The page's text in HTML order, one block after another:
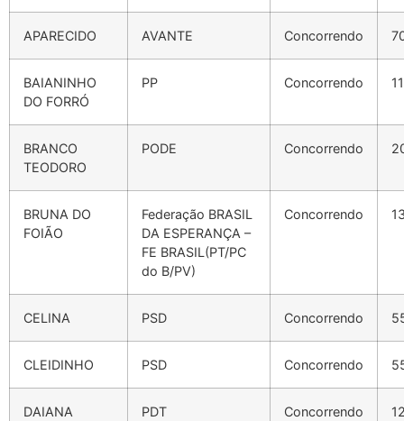
APARECIDO AVANTE Concorrendo
BAIANINHO
DO FORRÓ
PP Concorrendo
BRANCO
TEODORO
PODE Concorrendo
BRUNA DO
FOIÃO
Federação BRASIL
DA ESPERANÇA –
FE BRASIL(PT/PC
do B/PV)
Concorrendo
CELINA PSD Concorrendo
CLEIDINHO PSD Concorrendo
DAIANA
PDT Concorrendo